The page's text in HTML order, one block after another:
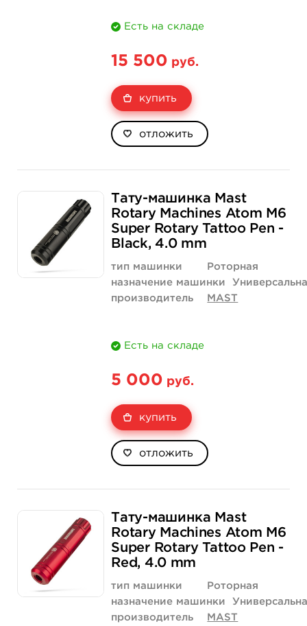
Есть на складе
15 500 руб.
купить
отложить
Тату-машинка Mast
Rotary Machines Atom M6
Super Rotary Tattoo Pen -
Black, 4.0 mm
тип машинки
Роторная
назначение машинки
производитель
MAST
Есть на складе
5 000 руб.
купить
отложить
Тату-машинка Mast
Rotary Machines Atom M6
Super Rotary Tattoo Pen -
Red, 4.0 mm
тип машинки
Роторная
назначение машинки
производитель
MAST